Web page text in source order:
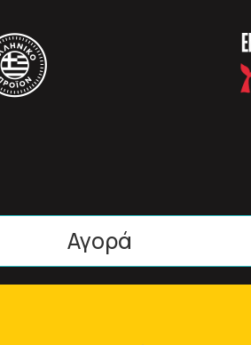
Αγορά